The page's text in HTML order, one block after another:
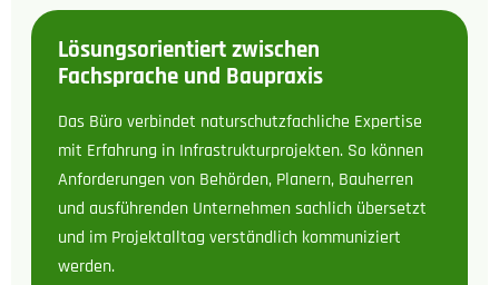
Lösungsorientiert zwischen
Fachsprache und Baupraxis
Das Büro verbindet naturschutzfachliche Expertise
mit Erfahrung in Infrastrukturprojekten. So können
Anforderungen von Behörden, Planern, Bauherren
und ausführenden Unternehmen sachlich übersetzt
und im Projektalltag verständlich kommuniziert
werden.